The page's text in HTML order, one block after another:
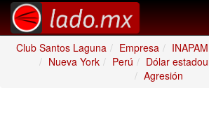
Club Santos Laguna
Empresa INAPAM
Nueva York
Perú Dólar
Agresión